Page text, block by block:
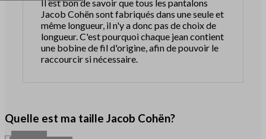
Il est bon de savoir que tous les pantalons
Jacob Cohën sont fabriqués dans une seule et
même longueur, il n'y a donc pas de choix de
longueur. C'est pourquoi chaque jean contient
une bobine de fil d'origine, afin de pouvoir le
raccourcir si nécessaire.
Quelle est ma taille Jacob Cohën?